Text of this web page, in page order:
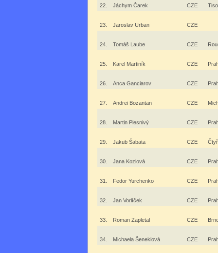
22. Jáchym Čarek CZE
23. Jaroslav Urban CZE
24. Tomáš Laube CZE
25. Karel Martiník CZE
26. Anca Ganciarov CZE
27. Andrei Bozantan CZE
28. Martin Plesnivý CZE
29. Jakub Šabata CZE
30. Jana Kozlová CZE
31. Fedor Yurchenko CZE
32. Jan Vorlíček CZE
33. Roman Zapletal CZE
34. Michaela Šeneklová CZE